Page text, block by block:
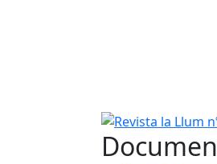
Revista la Llum